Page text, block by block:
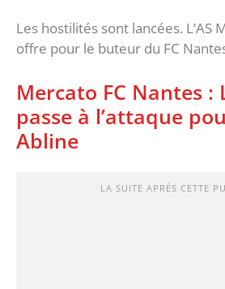
Les hostilités sont lancées. L’AS
offre pour le buteur du FC
Mercato FC Nantes :
passe à l’attaque
Abline
LA SUITE APRÈS CETTE